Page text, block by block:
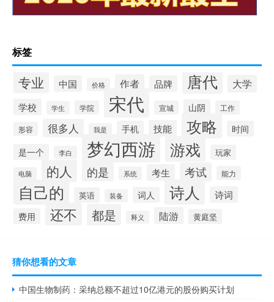
标签
专业 中国 价格 作者 品牌 唐代 大学
学校 学生 学院 宋代 宣城 山阴 工作
形容 很多人 我是 手机 技能 攻略
时间
是一个
李白 梦幻西游 游戏 玩家
电脑 的人 的是 系统 考生 考试 能力
自己的 英语 装备 词人 诗人 诗词
费用 还不 都是 释义 陆游 黄庭坚
猜你想看的文章
中国生物制药：采纳总额不超过10亿港元的股份购买计划